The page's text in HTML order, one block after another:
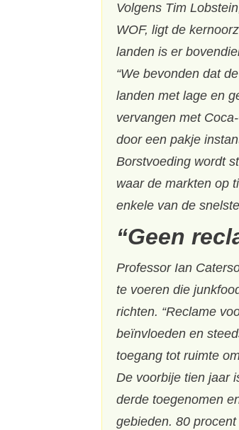
Volgens Tim
WOF, ligt de
landen is er
“We bevonden dat
landen met lage en
vervangen met
door een pakje
Borstvoeding wordt
waar de markten op
enkele van de
“Geen
Professor Ian
te voeren die
richten. “Reclame
beïnvloeden en
toegang tot ruimte
De voorbije tien jaar
derde toegenomen
gebieden. 80